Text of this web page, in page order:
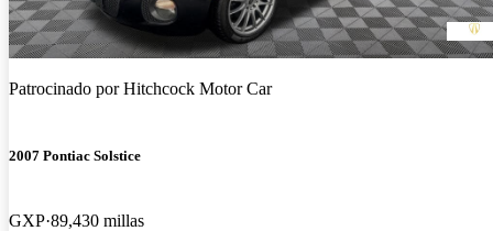
Patrocinado porHitchcock Motor Car
2007 Pontiac Solstice
GXP 89,430 millas